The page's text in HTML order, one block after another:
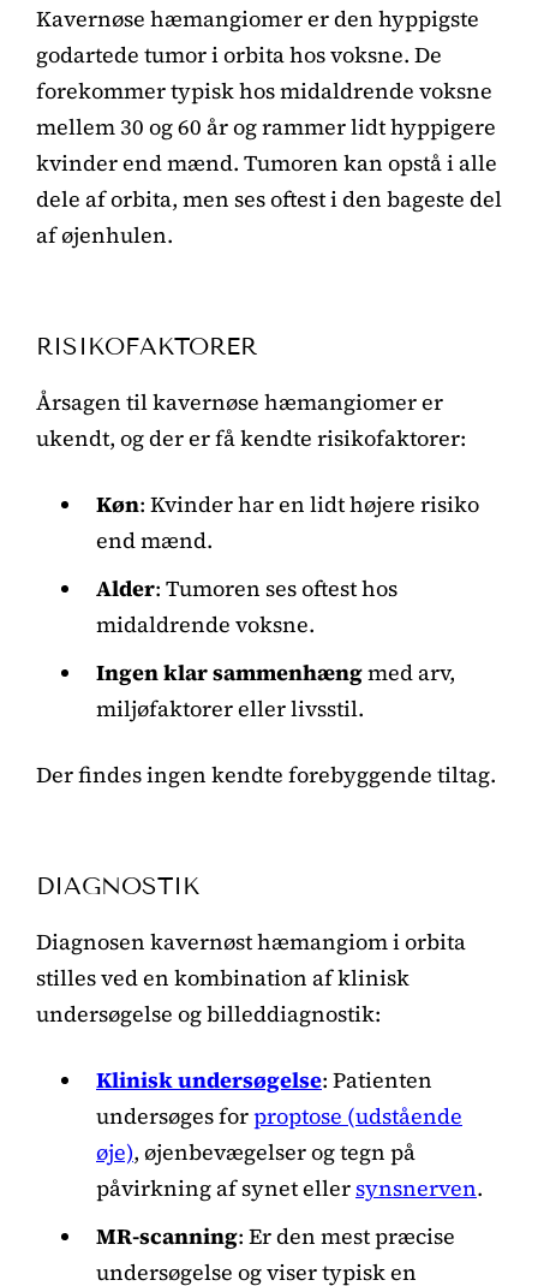
Kavernøse hæmangiomer er den hyppigste
godartede tumor i orbita hos voksne. De
forekommer typisk hos midaldrende voksne
mellem 30 og 60 år og rammer lidt hyppigere
kvinder end mænd. Tumoren kan opstå i alle
dele af orbita, men ses oftest i den bageste del
af øjenhulen.
RISIKOFAKTORER
Årsagen til kavernøse hæmangiomer er
ukendt, og der er få kendte risikofaktorer:
Køn: Kvinder har en lidt højere risiko
end mænd.
Alder: Tumoren ses oftest hos
midaldrende voksne.
Ingen klar sammenhængmed arv,
miljøfaktorer eller livsstil.
Der findes ingen kendte forebyggende tiltag.
DIAGNOSTIK
Diagnosen kavernøst hæmangiom i orbita
stilles ved en kombination af klinisk
undersøgelse og billeddiagnostik:
Klinisk undersøgelse: Patienten
undersøges forproptose (udstående
øje), øjenbevægelser og tegn på
påvirkning af synet ellersynsnerven.
MR-scanning: Er den mest præcise
undersøgelse og viser typisk en